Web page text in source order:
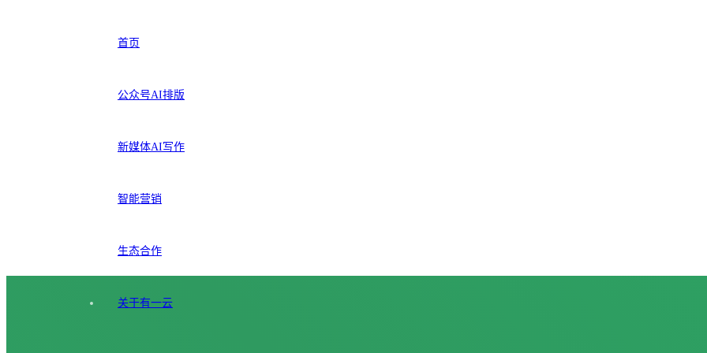
首页
公众号AI排版
新媒体AI写作
智能营销
生态合作
关于有一云